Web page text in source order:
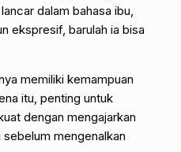
dalam bahasa ibu,
ekspresif, barulah ia bisa
memiliki kemampuan
itu, penting untuk
dengan mengajarkan
mengenalkan